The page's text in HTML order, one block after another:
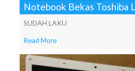
Notebook Bekas Toshiba
SUDAH LAKU
Read More